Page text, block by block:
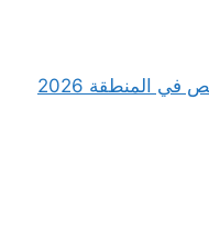
مظلات حدائق للبيع الرياض الأرخص في المنطقة 2026